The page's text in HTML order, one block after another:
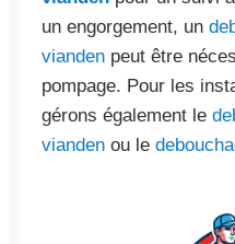
un engorgement, un
vianden peut être
pompage. Pour les
gérons également le
vianden ou le